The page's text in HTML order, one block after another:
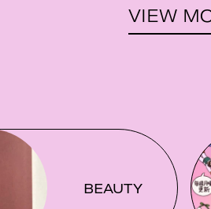
VIEW
BEAUTY